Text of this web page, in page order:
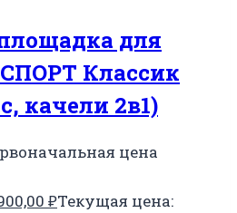
для
Классик
качели 2в1)
цена
₽Текущая цена: